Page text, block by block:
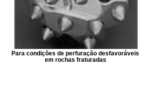
Para condições de perfuração desfavoráveis
‌‌em rochas fraturadas